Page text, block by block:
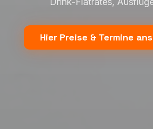
Hier Preise & Termine